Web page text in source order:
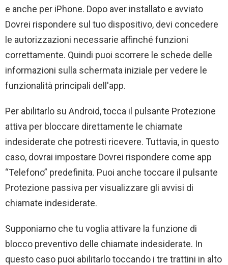
e anche per iPhone. Dopo aver installato e avviato
Dovrei rispondere sul tuo dispositivo, devi concedere
le autorizzazioni necessarie affinché funzioni
correttamente. Quindi puoi scorrere le schede delle
informazioni sulla schermata iniziale per vedere le
funzionalità principali dell'app.
Per abilitarlo su Android, tocca il pulsante Protezione
attiva per bloccare direttamente le chiamate
indesiderate che potresti ricevere. Tuttavia, in questo
caso, dovrai impostare Dovrei rispondere come app
“Telefono” predefinita. Puoi anche toccare il pulsante
Protezione passiva per visualizzare gli avvisi di
chiamate indesiderate.
Supponiamo che tu voglia attivare la funzione di
blocco preventivo delle chiamate indesiderate. In
questo caso puoi abilitarlo toccando i tre trattini in alto